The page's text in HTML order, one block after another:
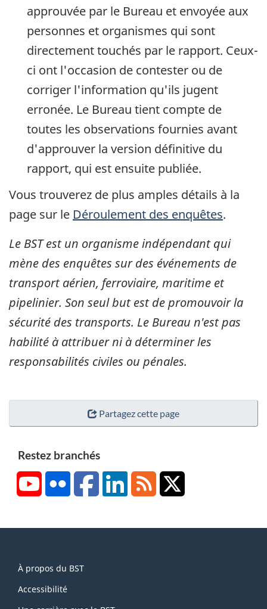
approuvée par le Bureau et envoyée aux
personnes et organismes qui sont
directement touchés par le rapport. Ceux-
ci ont l'occasion de contester ou de
corriger l'information qu'ils jugent
erronée. Le Bureau tient compte de
toutes les observations fournies avant
d'approuver la version définitive du
rapport, qui est ensuite publiée.
Vous trouverez de plus amples détails à la
page sur le Déroulement des enquêtes.
Le BST est un organisme indépendant qui
mène des enquêtes sur des événements de
transport aérien, ferroviaire, maritime et
pipelinier. Son seul but est de promouvoir la
sécurité des transports. Le Bureau n'est pas
habilité à attribuer ni à déterminer les
responsabilités civiles ou pénales.
Partagez cette page
Restez branchés
YouTubeFlickr FacebookLinkedInRSS
this
site
À propos du BST
Accessibilité